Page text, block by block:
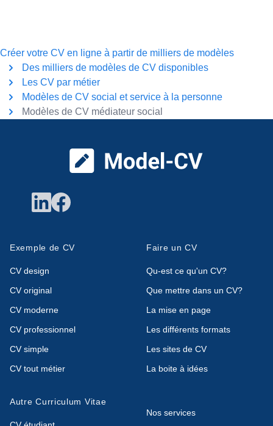
Créer votre CV en ligne à partir de milliers de modèles
Des milliers de modèles de CV disponibles
Les CV par métier
Modèles de CV social et service à la personne
Modèles de CV médiateur social
Exemple de CV
CV design
CV original
CV moderne
CV professionnel
CV simple
CV tout métier
Faire un CV
Qu-est ce qu'un CV?
Que mettre dans un CV?
La mise en page
Les différents formats
Les sites de CV
La boite à idées
Autre Curriculum Vitae
Nos services